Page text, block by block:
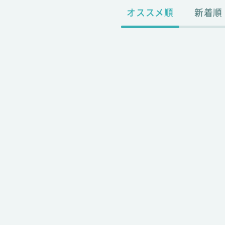
オススメ順 新着順